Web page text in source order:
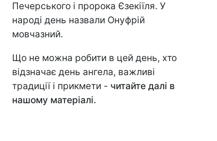
Печерського і пророка Єзекіїля. У
народі день назвали Онуфрій
мовчазний.
Що не можна робити в цей день, хто
відзначає день ангела, важливі
традиції і прикмети - читайте далі в
нашому матеріалі.